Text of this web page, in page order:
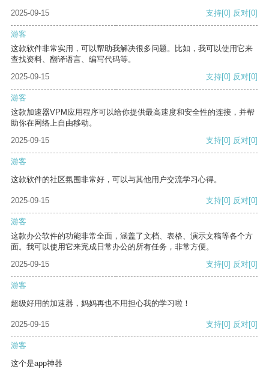
2025-09-15 支持[0] 反对[0]
游客
这款软件非常实用，可以帮助我解决很多问题。比如，我可以使用它来
查找资料、翻译语言、编写代码等。
2025-09-15
支持[0] 反对[0]
游客
这款加速器VPM应用程序可以给你提供最高速度和安全性的连接，并帮
助你在网络上自由移动。
2025-09-15
支持[0] 反对[0]
游客
这款软件的社区氛围非常好，可以与其他用户交流学习心得。
2025-09-15 支持[0] 反对[0]
游客
这款办公软件的功能非常全面，涵盖了文档、表格、演示文稿等各个方
面。我可以使用它来完成日常办公的所有任务，非常方便。
2025-09-15
支持[0] 反对[0]
游客
超级好用的加速器，妈妈再也不用担心我的学习啦！
2025-09-15 支持[0] 反对[0]
游客
这个是app神器